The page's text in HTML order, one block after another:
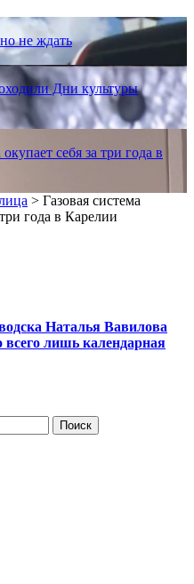
не ждать
Дни культуры
себя за три года в
> Газовая система
года в Карелии
Наталья Вавилова
лишь календарная